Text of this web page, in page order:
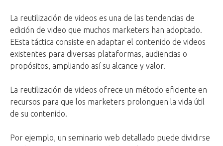
La reutilización de videos es una de las tendencias de
edición de video que muchos marketers han adoptado.
EEsta táctica consiste en adaptar el contenido de videos
existentes para diversas plataformas, audiencias o
propósitos, ampliando así su alcance y valor.
La reutilización de videos ofrece un método eficiente en
recursos para que los marketers prolonguen la vida útil
de su contenido.
Por ejemplo, un seminario web detallado puede dividirse